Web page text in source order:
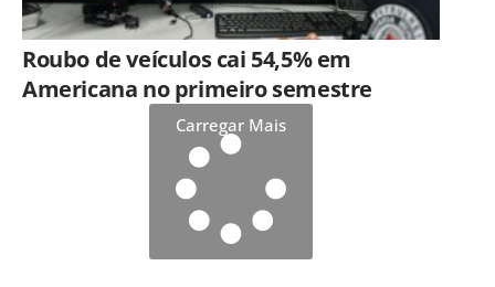
Roubo de veículos cai 54,5% em
Americana no primeiro semestre
Carregar Mais